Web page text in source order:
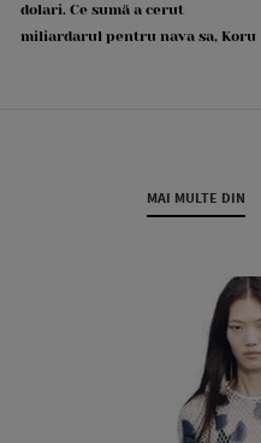
dolari. Ce sumă a cerut
miliardarul pentru nava sa, Koru
MAI MULTE DIN